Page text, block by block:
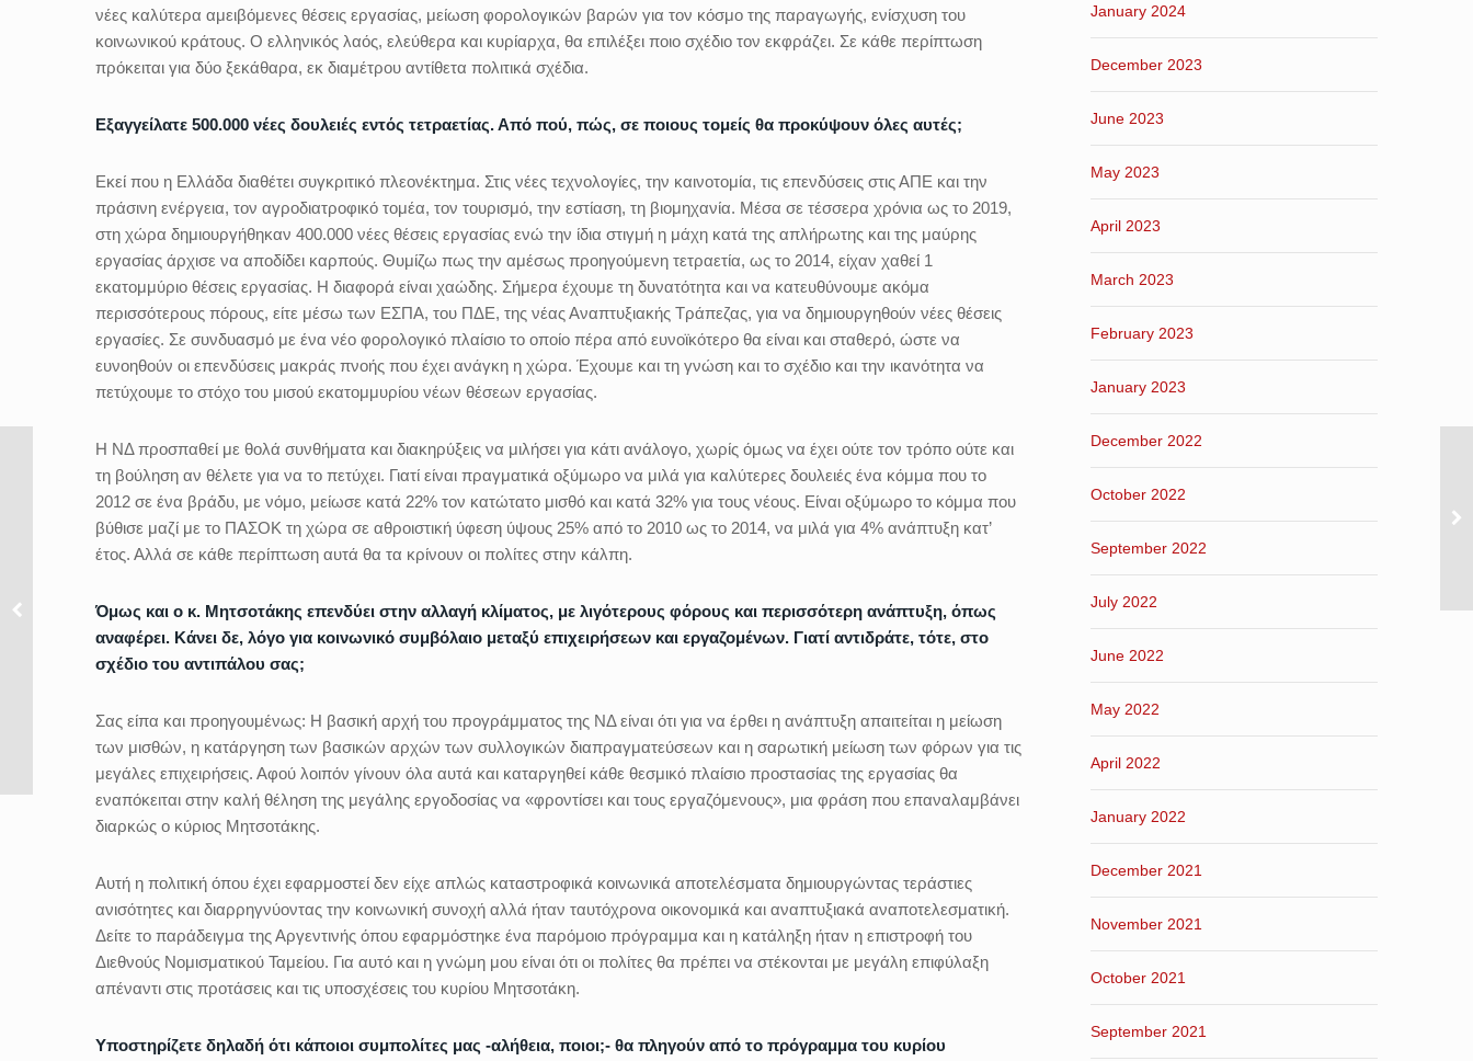
νέες καλύτερα αμειβόμενες θέσεις εργασίας, μείωση φορολογικών βαρών για τον κόσμο της παραγωγής, ενίσχυση του
κοινωνικού κράτους. Ο ελληνικός λαός, ελεύθερα και κυρίαρχα, θα επιλέξει ποιο σχέδιο τον εκφράζει. Σε κάθε περίπτωση
πρόκειται για δύο ξεκάθαρα, εκ διαμέτρου αντίθετα πολιτικά σχέδια.
Εξαγγείλατε 500.000 νέες δουλειές εντός τετραετίας. Από πού, πώς, σε ποιους τομείς θα προκύψουν όλες αυτές;
Εκεί που η Ελλάδα διαθέτει συγκριτικό πλεονέκτημα. Στις νέες τεχνολογίες, την καινοτομία, τις επενδύσεις στις ΑΠΕ και την
πράσινη ενέργεια, τον αγροδιατροφικό τομέα, τον τουρισμό, την εστίαση, τη βιομηχανία. Μέσα σε τέσσερα χρόνια ως το 2019,
στη χώρα δημιουργήθηκαν 400.000 νέες θέσεις εργασίας ενώ την ίδια στιγμή η μάχη κατά της απλήρωτης και της μαύρης
εργασίας άρχισε να αποδίδει καρπούς. Θυμίζω πως την αμέσως προηγούμενη τετραετία, ως το 2014, είχαν χαθεί 1
εκατομμύριο θέσεις εργασίας. Η διαφορά είναι χαώδης. Σήμερα έχουμε τη δυνατότητα και να κατευθύνουμε ακόμα
περισσότερους πόρους, είτε μέσω των ΕΣΠΑ, του ΠΔΕ, της νέας Αναπτυξιακής Τράπεζας, για να δημιουργηθούν νέες θέσεις
εργασίες. Σε συνδυασμό με ένα νέο φορολογικό πλαίσιο το οποίο πέρα από ευνοϊκότερο θα είναι και σταθερό, ώστε να
ευνοηθούν οι επενδύσεις μακράς πνοής που έχει ανάγκη η χώρα. Έχουμε και τη γνώση και το σχέδιο και την ικανότητα να
πετύχουμε το στόχο του μισού εκατομμυρίου νέων θέσεων εργασίας.
Η ΝΔ προσπαθεί με θολά συνθήματα και διακηρύξεις να μιλήσει για κάτι ανάλογο, χωρίς όμως να έχει ούτε τον τρόπο ούτε και
τη βούληση αν θέλετε για να το πετύχει. Γιατί είναι πραγματικά οξύμωρο να μιλά για καλύτερες δουλειές ένα κόμμα που το
2012 σε ένα βράδυ, με νόμο, μείωσε κατά 22% τον κατώτατο μισθό και κατά 32% για τους νέους. Είναι οξύμωρο το κόμμα που
βύθισε μαζί με το ΠΑΣΟΚ τη χώρα σε αθροιστική ύφεση ύψους 25% από το 2010 ως το 2014, να μιλά για 4% ανάπτυξη κατ’
έτος. Αλλά σε κάθε περίπτωση αυτά θα τα κρίνουν οι πολίτες στην κάλπη.
Όμως και ο κ. Μητσοτάκης επενδύει στην αλλαγή κλίματος, με λιγότερους φόρους και περισσότερη ανάπτυξη, όπως
αναφέρει. Κάνει δε, λόγο για κοινωνικό συμβόλαιο μεταξύ επιχειρήσεων και εργαζομένων. Γιατί αντιδράτε, τότε, στο
σχέδιο του αντιπάλου σας;
Σας είπα και προηγουμένως: Η βασική αρχή του προγράμματος της ΝΔ είναι ότι για να έρθει η ανάπτυξη απαιτείται η μείωση
των μισθών, η κατάργηση των βασικών αρχών των συλλογικών διαπραγματεύσεων και η σαρωτική μείωση των φόρων για τις
μεγάλες επιχειρήσεις. Αφού λοιπόν γίνουν όλα αυτά και καταργηθεί κάθε θεσμικό πλαίσιο προστασίας της εργασίας θα
εναπόκειται στην καλή θέληση της μεγάλης εργοδοσίας να «φροντίσει και τους εργαζόμενους», μια φράση που επαναλαμβάνει
διαρκώς ο κύριος Μητσοτάκης.
Αυτή η πολιτική όπου έχει εφαρμοστεί δεν είχε απλώς καταστροφικά κοινωνικά αποτελέσματα δημιουργώντας τεράστιες
ανισότητες και διαρρηγνύοντας την κοινωνική συνοχή αλλά ήταν ταυτόχρονα οικονομικά και αναπτυξιακά αναποτελεσματική.
Δείτε το παράδειγμα της Αργεντινής όπου εφαρμόστηκε ένα παρόμοιο πρόγραμμα και η κατάληξη ήταν η επιστροφή του
Διεθνούς Νομισματικού Ταμείου. Για αυτό και η γνώμη μου είναι ότι οι πολίτες θα πρέπει να στέκονται με μεγάλη επιφύλαξη
απέναντι στις προτάσεις και τις υποσχέσεις του κυρίου Μητσοτάκη.
Υποστηρίζετε δηλαδή ότι κάποιοι συμπολίτες μας -αλήθεια, ποιοι;- θα πληγούν από το πρόγραμμα του κυρίου
January 2024
December 2023
June 2023
May 2023
April 2023
March 2023
February 2023
January 2023
December 2022
October 2022
September 2022
July 2022
June 2022
May 2022
April 2022
January 2022
December 2021
November 2021
October 2021
September 2021